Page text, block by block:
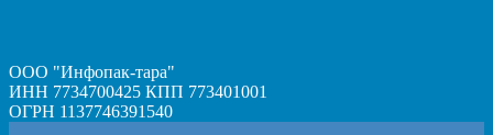
ООО "Инфопак-тара"
ИНН 7734700425 КПП 773401001
ОГРН 1137746391540